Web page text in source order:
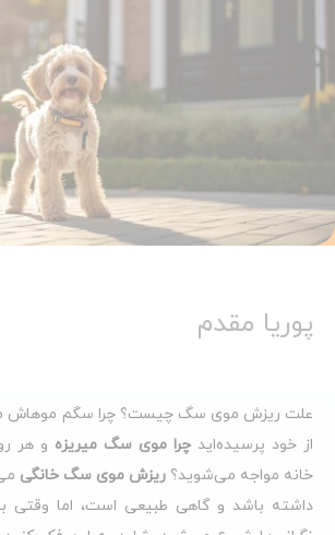
پوریا مقدم
علت ریزش موی سگ چیست؟ چرا سگم موهاش
از خود پرسیده‌اید چرا موی سگ میریزه و هر
خانه مواجه می‌شوید؟ ریزش موی سگ خانگی
داشته باشد و گاهی طبیعی است، اما